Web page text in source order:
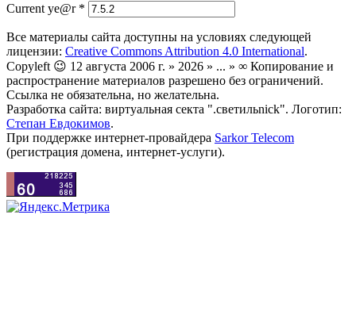
Current ye@r *
Все материалы сайта доступны на условиях следующей
лицензии: Creative Commons Attribution 4.0 International.
Copyleft 😉 12 августа 2006 г. » 2026 » ... » ∞ Копирование и
распространение материалов разрешено без ограничений.
Ссылка не обязательна, но желательна.
Разработка сайта: виртуальная секта ".светильnick". Логотип:
Степан Евдокимов.
При поддержке интернет-провайдера Sarkor Telecom
(регистрация домена, интернет-услуги).